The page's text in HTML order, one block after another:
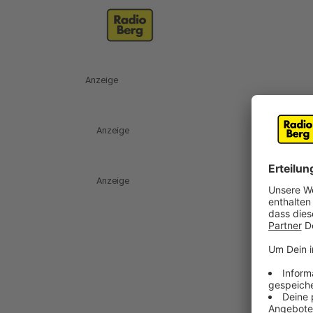
Anzeige
Anzeige
Anzeige